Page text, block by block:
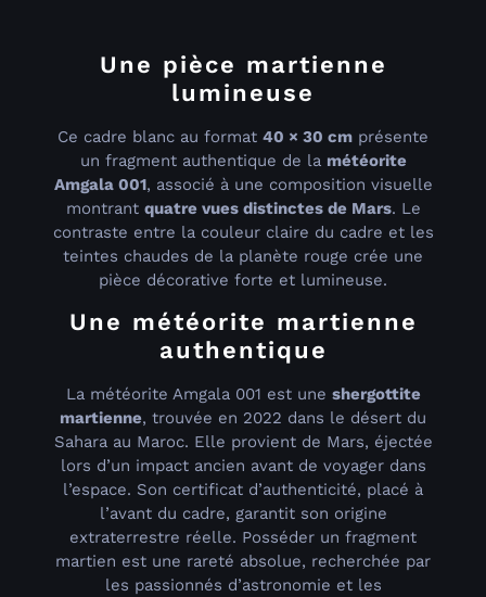
Une pièce martienne
lumineuse
Ce cadre blanc au format 40 × 30 cm présente
un fragment authentique de la météorite
Amgala 001, associé à une composition visuelle
montrant quatre vues distinctes de Mars. Le
contraste entre la couleur claire du cadre et les
teintes chaudes de la planète rouge crée une
pièce décorative forte et lumineuse.
Une météorite martienne
authentique
La météorite Amgala 001 est une shergottite
martienne, trouvée en 2022 dans le désert du
Sahara au Maroc. Elle provient de Mars, éjectée
lors d’un impact ancien avant de voyager dans
l’espace. Son certificat d’authenticité, placé à
l’avant du cadre, garantit son origine
extraterrestre réelle. Posséder un fragment
martien est une rareté absolue, recherchée par
les passionnés d’astronomie et les